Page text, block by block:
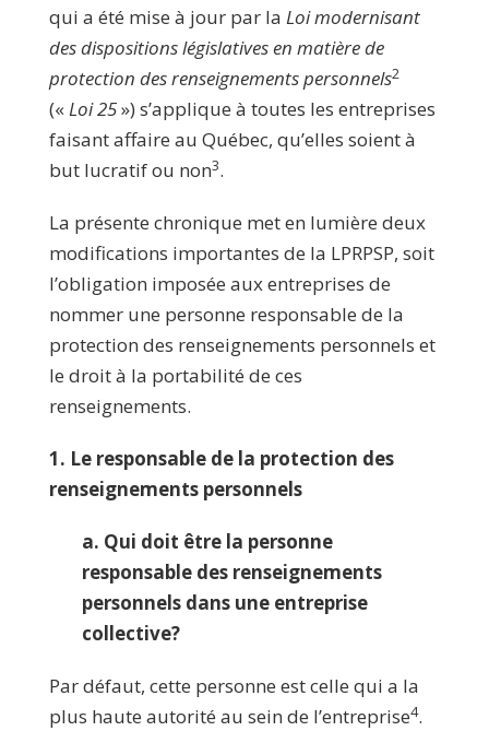
qui a été mise à jour par la Loi modernisant
des dispositions législatives en matière de
protection des renseignements personnels2
(« Loi 25») s’applique à toutes les entreprises
faisant affaire au Québec, qu’elles soient à
but lucratif ou non3.
La présente chronique met en lumière deux
modifications importantes de la LPRPSP, soit
l’obligation imposée aux entreprises de
nommer une personne responsable de la
protection des renseignements personnels et
le droit à la portabilité de ces
renseignements.
1. Le responsable de la protection des
renseignements personnels
a. Qui doit être la personne
responsable des renseignements
personnels dans une entreprise
collective?
Par défaut, cette personne est celle qui a la
plus haute autorité au sein de l’entreprise4.